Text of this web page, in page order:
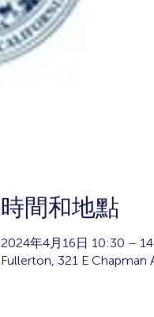
時間和地點
2024年4月16日 10:30 –
Fullerton, 321 E Chapman